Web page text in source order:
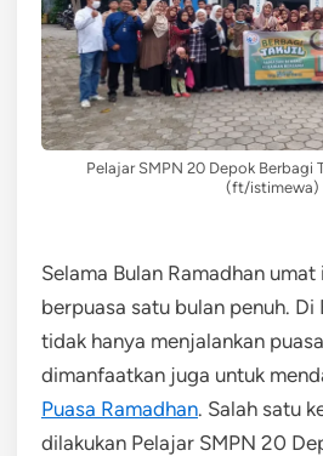
Pelajar SMPN 20 Depok Berbagi
(ft/istimewa)
Selama Bulan Ramadhan
berpuasa satu bulan penuh. Di
tidak hanya menjalankan
dimanfaatkan juga untuk
Puasa Ramadhan. Salah satu
dilakukan Pelajar SMPN 20